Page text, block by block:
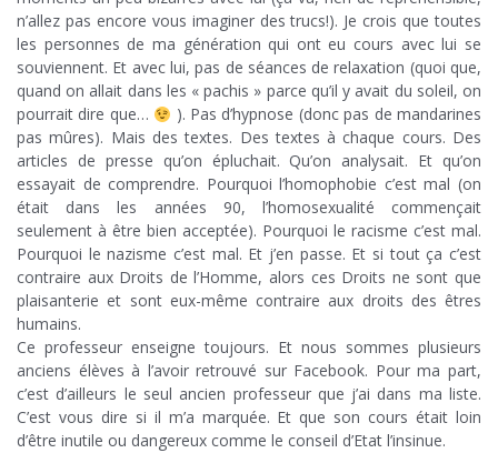
n’allez pas encore vous imaginer des trucs!). Je crois que toutes
les personnes de ma génération qui ont eu cours avec lui se
souviennent. Et avec lui, pas de séances de relaxation (quoi que,
quand on allait dans les « pachis » parce qu’il y avait du soleil, on
pourrait dire que…
). Pas d’hypnose (donc pas de mandarines
pas mûres). Mais des textes. Des textes à chaque cours. Des
articles de presse qu’on épluchait. Qu’on analysait. Et qu’on
essayait de comprendre. Pourquoi l’homophobie c’est mal (on
était dans les années 90, l’homosexualité commençait
seulement à être bien acceptée). Pourquoi le racisme c’est mal.
Pourquoi le nazisme c’est mal. Et j’en passe. Et si tout ça c’est
contraire aux Droits de l’Homme, alors ces Droits ne sont que
plaisanterie et sont eux-même contraire aux droits des êtres
humains.
Ce professeur enseigne toujours. Et nous sommes plusieurs
anciens élèves à l’avoir retrouvé sur Facebook. Pour ma part,
c’est d’ailleurs le seul ancien professeur que j’ai dans ma liste.
C’est vous dire si il m’a marquée. Et que son cours était loin
d’être inutile ou dangereux comme le conseil d’Etat l’insinue.